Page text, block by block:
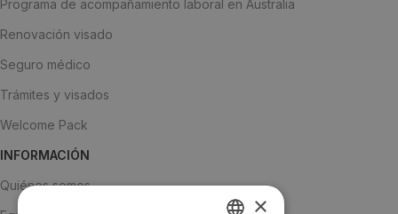
Programa de acompañamiento laboral en Australia
Renovación visado
Seguro médico
Trámites y visados
Welcome Pack
INFORMACIÓN
Quiénes somos
×